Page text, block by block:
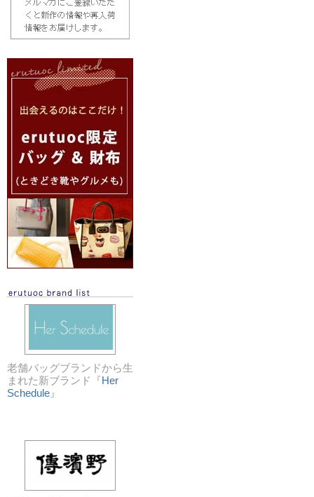
老舗バッグブランドから生
まれた新ブランド『Her
Schedule 』